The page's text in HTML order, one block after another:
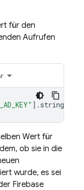
für den
Aufrufen
]. stringValue
Wert für
ob sie in die
wurde, es sei
Firebase